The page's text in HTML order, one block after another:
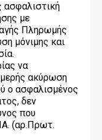
με
Πληρωμής
μόνιμης και
να
ακύρωση
ο ασφαλισμένος
δεν
που
(αρ.Πρωτ.